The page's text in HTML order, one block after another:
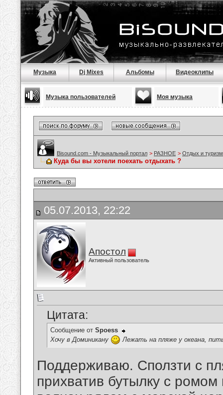
Музыка Dj Mixes Альбомы Видеоклипы
Музыка пользователей Моя музыка
Bisound.com - Музыкальный портал > РАЗНОЕ > Отдых и туризм
Куда бы вы хотели поехать отдыхать ?
05.07.2013, 22:22
Апостол
Активный пользователь
Цитата:
Сообщение от Spoess
Хочу в Доминикану
Лежать на пляже у океана,
Поддерживаю. Сползти с
прихватив бутылку с